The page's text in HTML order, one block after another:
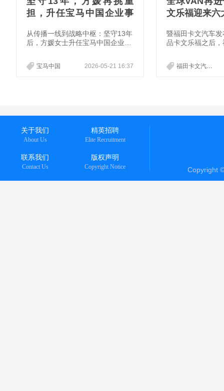
担，升任宝马中国企业事
从传播一线到战略中枢：坚守13年
后，方媛女士升任宝马中国企业事
2026-05-21 16:37
宝马中国
文乐福迎来六
暨福田卡文汽车
品卡文乐福之后
续推动全球商用
向世界输出中国
福田卡文汽车
关于我们
About Us
精英招聘
Elite Recruitment
联系我们
Contact Us
版权声明
Copyright Notice Copyright